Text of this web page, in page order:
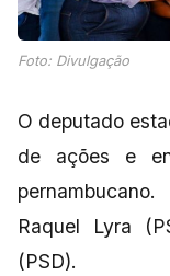
Foto: Divulgação
O deputado
de ações e
Raquel Lyra
(PSD).